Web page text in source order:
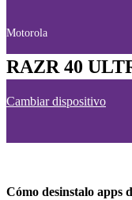
Motorola
RAZR 40
Cambiar dispositivo
Cómo desinstalo apps